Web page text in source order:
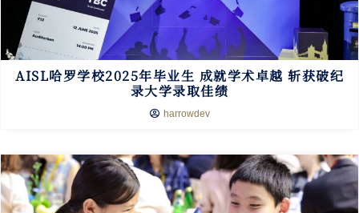
AISL哈罗学校2025年毕业生 成就学术卓越 斩获破纪
录大学录取佳绩
harrowdev